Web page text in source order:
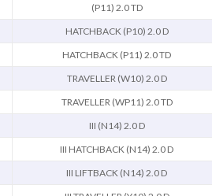
(P11) 2.0 TD
HATCHBACK (P10) 2.0 D
HATCHBACK (P11) 2.0 TD
TRAVELLER (W10) 2.0 D
TRAVELLER (WP11) 2.0 TD
III (N14) 2.0 D
III HATCHBACK (N14) 2.0 D
III LIFTBACK (N14) 2.0 D